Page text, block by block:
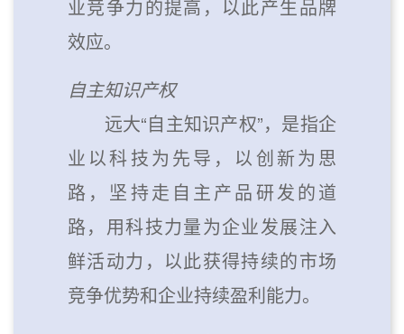
业竞争力的提高，以此产生品牌
效应。
自主知识产权
远大“自主知识产权”，是指企
业以科技为先导，以创新为思
路，坚持走自主产品研发的道
路，用科技力量为企业发展注入
鲜活动力，以此获得持续的市场
竞争优势和企业持续盈利能力。